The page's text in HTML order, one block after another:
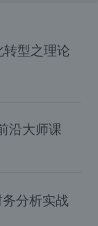
放大。正如
人受益，也
升自己的课
，比如移动
践短视频A
探秘安卓导
型之理论
沿大师课
分析实战